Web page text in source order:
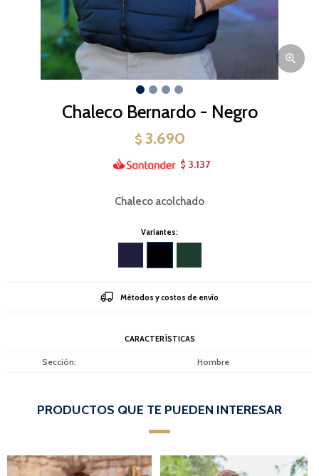
Chaleco Bernardo - Negro
$ 3.690
$ 3.137
Chaleco acolchado
Variantes:
Métodos y costos de envío
CARACTERÍSTICAS
Sección Hombre
PRODUCTOS QUE TE PUEDEN INTERESAR